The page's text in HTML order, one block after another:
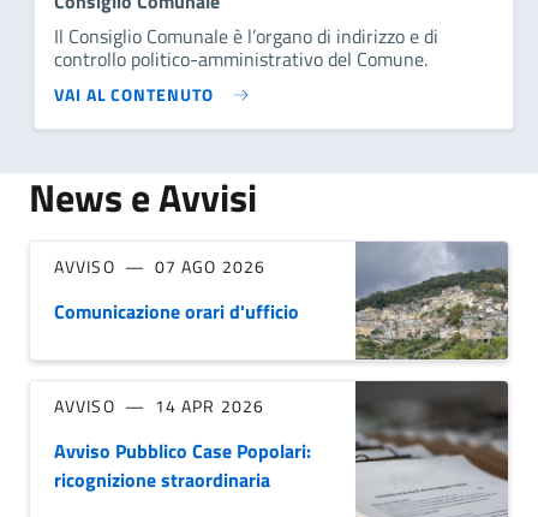
Il Consiglio Comunale è l’organo di indirizzo e di
controllo politico-amministrativo del Comune.
VAI AL CONTENUTO
News e Avvisi
AVVISO 07 AGO 2026
Comunicazione orari d'ufficio
AVVISO 14 APR 2026
Avviso Pubblico Case Popolari:
ricognizione straordinaria